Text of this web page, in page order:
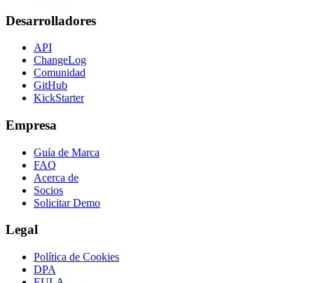
Desarrolladores
API
ChangeLog
Comunidad
GitHub
KickStarter
Empresa
Guía de Marca
FAQ
Acerca de
Socios
Solicitar Demo
Legal
Política de Cookies
DPA